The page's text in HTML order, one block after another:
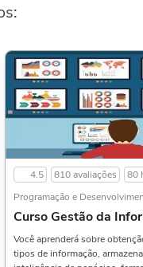
4.5 810 avaliações
80
Programação e
Curso Gestão da
Você aprenderá sobre
tipos de informação,